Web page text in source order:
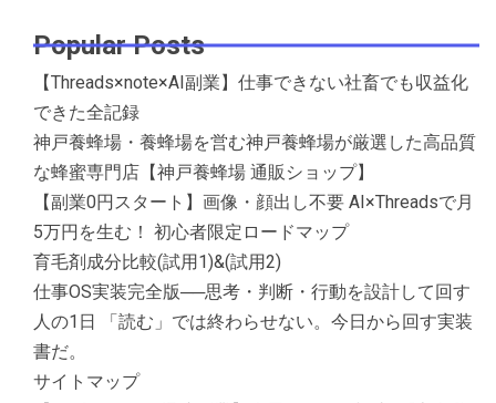
Popular Posts
【Threads×note×AI副業】仕事できない社畜でも収益化
できた全記録
神戸養蜂場・養蜂場を営む神戸養蜂場が厳選した高品質
な蜂蜜専門店【神戸養蜂場 通販ショップ】
【副業0円スタート】画像・顔出し不要 AI×Threadsで月
5万円を生む！ 初心者限定ロードマップ
育毛剤成分比較(試用1)&(試用2)
仕事OS実装完全版──思考・判断・行動を設計して回す
人の1日 「読む」では終わらせない。今日から回す実装
書だ。
サイトマップ